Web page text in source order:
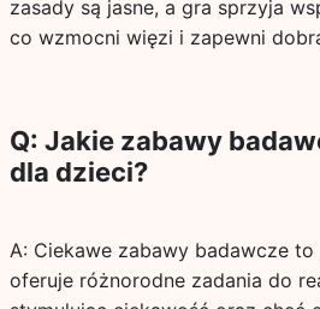
zasady są jasne, a gra sprzyja
co wzmocni więzi i zapewni
Q: Jakie zabawy
dla dzieci?
A: Ciekawe zabawy badawcze to
oferuje różnorodne zadania do